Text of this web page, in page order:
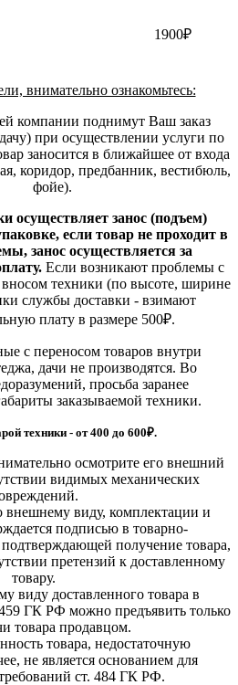
1900₽
внимательно ознакомьтесь:
компании поднимут Ваш заказ
при осуществлении услуги по
заносится в ближайшее от входа
коридор, предбанник, вестибюль,
фойе).
осуществляет занос (подъем)
если товар не проходит в
занос осуществляется за
Если возникают проблемы с
техники (по высоте, ширине
службы доставки - взимают
плату в размере 500₽.
с переносом товаров внутри
дачи не производятся. Во
просьба заранее
заказываемой техники.
техники - от 400 до 600₽.
осмотрите его внешний
видимых механических
внешнему виду, комплектации и
подписью в товарно-
получение товара,
претензий к доставленному
товару.
виду доставленного товара в
ГК РФ можно предъявить только
товара продавцом.
товара, недостаточную
не является основанием для
ст. 484 ГК РФ.